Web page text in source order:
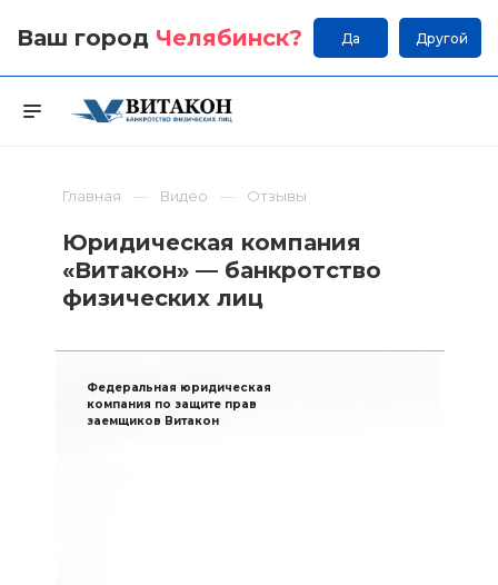
Ваш город Челябинск? Да Другой
Главная Видео Отзывы
Юридическая компания
«Витакон» — банкротство
физических лиц
Федеральная юридическая
компания по защите прав
заемщиков Витакон